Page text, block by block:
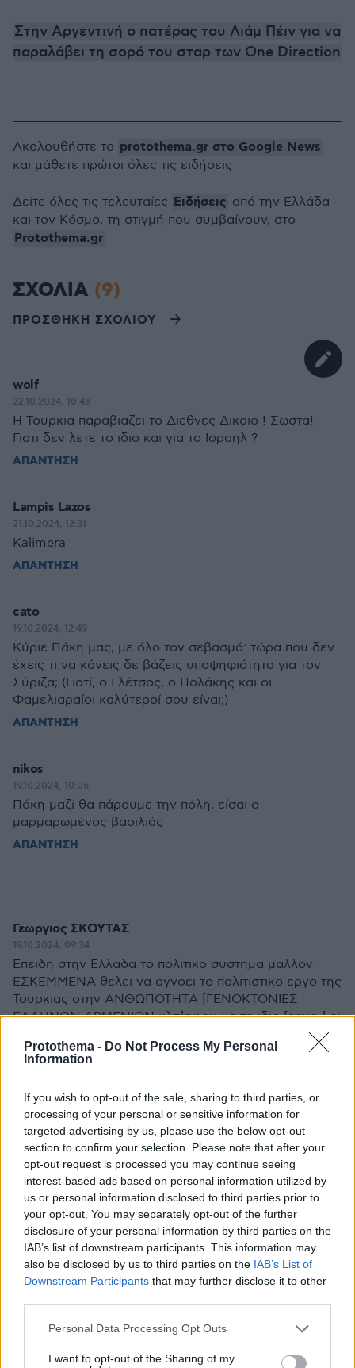
Protothema - Do Not Process My Personal
Information
If you wish to opt-out of the sale, sharing to third parties, or
processing of your personal or sensitive information for
targeted advertising by us, please use the below opt-out
section to confirm your selection. Please note that after your
opt-out request is processed you may continue seeing
interest-based ads based on personal information utilized by
us or personal information disclosed to third parties prior to
your opt-out. You may separately opt-out of the further
disclosure of your personal information by third parties on the
IAB’s list of downstream participants. This information may
also be disclosed by us to third parties on the IAB’s List of
Downstream Participants that may further disclose it to other
Please note that this website/app uses one or more Google
not limited to your visit or usage behaviour. You may click to
Personal Data Processing Opt Outs
I want to opt-out of the Sharing of my
Στην Αργεντινή ο πατέρας του Λιάμ Πέιν για να
παραλάβει τη σορό του σταρ των One Direction
Ακολουθήστε το protothema.gr στο Google News
και μάθετε πρώτοι όλες τις ειδήσεις
Δείτε όλες τις τελευταίες Ειδήσεις από την Ελλάδα
και τον Κόσμο, τη στιγμή που συμβαίνουν, στο
Protothema.gr
ΣΧΟΛΙΑ (9)
ΠΡΟΣΘΗΚΗ ΣΧΟΛΙΟΥ
wolf
22.10.2024, 10:48
Η Τουρκια παραβιαζει το Διεθνες Δικαιο ! Σωστα!
Γιατι δεν λετε το ιδιο και για το Ισραηλ ?
ΑΠΑΝΤΗΣΗ
Lampis Lazos
21.10.2024, 12:31
Kalimera
ΑΠΑΝΤΗΣΗ
cato
19.10.2024, 12:49
Κύριε Πάκη μας, με όλο τον σεβασμό: τώρα που δεν
έχεις τι να κάνεις δε βάζεις υποψηφιότητα για τον
Σύριζα; (Γιατί, ο Γλέτσος, ο Πολάκης και οι
Φαμελιαραίοι καλύτεροί σου είναι;)
ΑΠΑΝΤΗΣΗ
nikos
19.10.2024, 10:06
Πάκη μαζί θα πάρουμε την πόλη, είσαι ο
μαρμαρωμένος βασιλιάς
ΑΠΑΝΤΗΣΗ
Γεωργιος ΣΚΟΥΤΑΣ
19.10.2024, 09:34
Επειδη στην Ελλαδα το πολιτικο συστημα μαλλον
ΕΣΚΕΜΜΕΝΑ θελει να αγνοει το πολιτιστικο εργο της
Τουρκιας στην ΑΝΘΩΠΟΤΗΤΑ [ΓΕΝΟΚΤΟΝΙΕΣ
ΕΛΛΗΝΩΝ ΑΡΜΕΝΙΩΝ κλπ]αφου με το ιδιο [εργο ] οι
Τουρκοι Βρηκαν και αλλους για να το εμπεδωσουν
[ΓΕΡΜΑΝΟΥΣ ΤΟ 1940 ΚΛΠ] και εχει εναποθεισει τις
γιατι παντοτε οι Τουρκοι Βρισκοντουσαν απο την
πλευρα των ΝΙΚΗΤΩΝ και παροτι οι ΕΛΛΗΝΕΣ ηταν
ΠΑΝΤΟΤΕ ΝΙΚΗΤΕΣ ΒΡΕΘΗΚΑΝ ΣΤΗΝ ΠΛΕΥΡΑ ΤΩΝ
ΗΤΤΗΜΕΝΩΝ
ΑΠΑΝΤΗΣΗ
ο ποντιος
19.10.2024, 09:32
κ.πακη καποιος που αγαπαει την πατριδα του ,δεν
διαλυει την οικονομια διοριζοντας 750000 στο